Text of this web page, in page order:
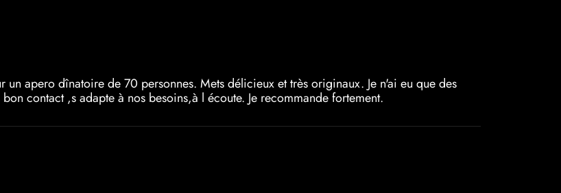
apero dînatoire de 70 personnes. Mets délicieux et très originaux. Je n'ai eu que des
contact ,s adapte à nos besoins,à l écoute. Je recommande fortement.